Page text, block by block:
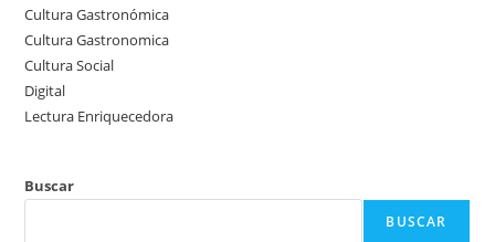
Cultura Gastronómica
Cultura Gastronomica
Cultura Social
Digital
Lectura Enriquecedora
Buscar
BUSCAR